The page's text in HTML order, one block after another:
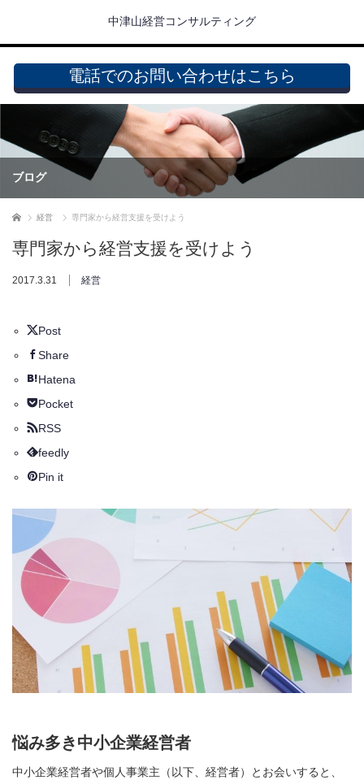
中津山経営コンサルティング
電話でのお問い合わせはこちら
ブログ
ホーム 経営 専門家から経営支援を受けよう
専門家から経営支援を受けよう
2017.3.31 経営
Post
Share
Hatena
Pocket
RSS
feedly
Pin it
悩み多き中小企業経営者
中小企業経営者や個人事業主（以下、経営者）とお会いすると、